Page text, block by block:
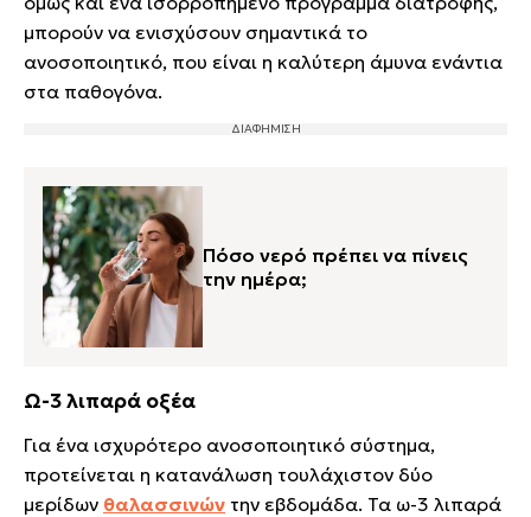
μπορούν να ενισχύσουν σημαντικά το
ανοσοποιητικό, που είναι η καλύτερη άμυνα ενάντια
στα παθογόνα.
Πόσο νερό πρέπει να πίνεις
την ημέρα;
Ω-3 λιπαρά οξέα
Για ένα ισχυρότερο ανοσοποιητικό σύστημα,
προτείνεται η κατανάλωση τουλάχιστον δύο
μερίδων θαλασσινών την εβδομάδα. Τα ω-3 λιπαρά